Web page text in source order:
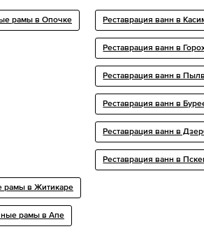
рамы в Опочке
рамы в Житикаре
рамы в Апе
Реставрация ванн в
Реставрация ванн в
Реставрация ванн в
Реставрация ванн в
Реставрация ванн в
Реставрация ванн в